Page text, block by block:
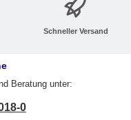
Schneller Versand
Beratung unter:
0